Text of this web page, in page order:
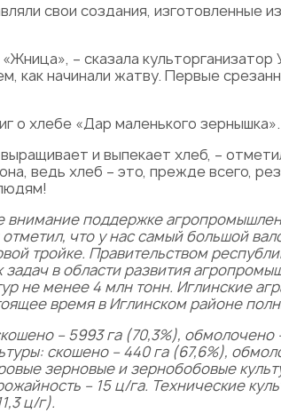
свои создания, изготовленные
– сказала
как начинали жатву. Первые
о хлебе «Дар маленького зернышка».
и выпекает хлеб, –
ведь хлеб – это, прежде всего,
внимание поддержке
что у нас самый большой
тройке. Правительством
в области развития
не менее 4 млн тонн. Иглинские
время в Иглинском районе
– 5993 га (70,3%),
скошено – 440 га (67,6%),
зерновые и зернобобовые
– 15 ц/га. Технические
ц/г).